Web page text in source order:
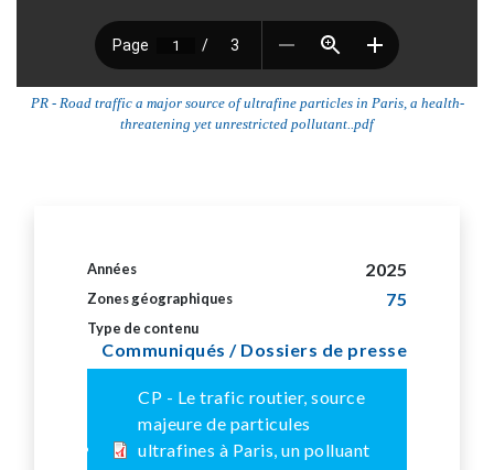
PR - Road traffic a major source of ultrafine particles in Paris, a health-
threatening yet unrestricted pollutant..pdf
Années 2025
Zones géographiques 75
Type de contenu
Communiqués / Dossiers de presse
CP - Le trafic routier, source
majeure de particules
ultrafines à Paris, un polluant